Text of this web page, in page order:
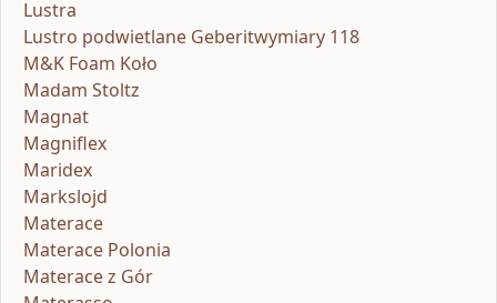
Lustra
Lustro podwietlane Geberitwymiary 118
M&K Foam Koło
Madam Stoltz
Magnat
Magniflex
Maridex
Markslojd
Materace
Materace Polonia
Materace z Gór